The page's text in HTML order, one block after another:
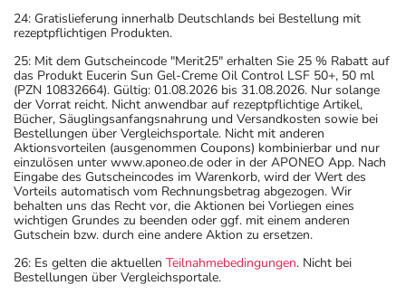
24: Gratislieferung innerhalb Deutschlands bei Bestellung mit
rezeptpflichtigen Produkten.
25: Mit dem Gutscheincode "Merit25" erhalten Sie 25 % Rabatt auf
das Produkt Eucerin Sun Gel-Creme Oil Control LSF 50+, 50 ml
(PZN 10832664). Gültig: 01.08.2026 bis 31.08.2026. Nur solange
der Vorrat reicht. Nicht anwendbar auf rezeptpflichtige Artikel,
Bücher, Säuglingsanfangsnahrung und Versandkosten sowie bei
Bestellungen über Vergleichsportale. Nicht mit anderen
Aktionsvorteilen (ausgenommen Coupons) kombinierbar und nur
einzulösen unter www.aponeo.de oder in der APONEO App. Nach
Eingabe des Gutscheincodes im Warenkorb, wird der Wert des
Vorteils automatisch vom Rechnungsbetrag abgezogen. Wir
behalten uns das Recht vor, die Aktionen bei Vorliegen eines
wichtigen Grundes zu beenden oder ggf. mit einem anderen
Gutschein bzw. durch eine andere Aktion zu ersetzen.
26: Es gelten die aktuellen Teilnahmebedingungen. Nicht bei
Bestellungen über Vergleichsportale.